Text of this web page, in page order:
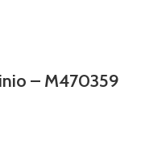
– M470359